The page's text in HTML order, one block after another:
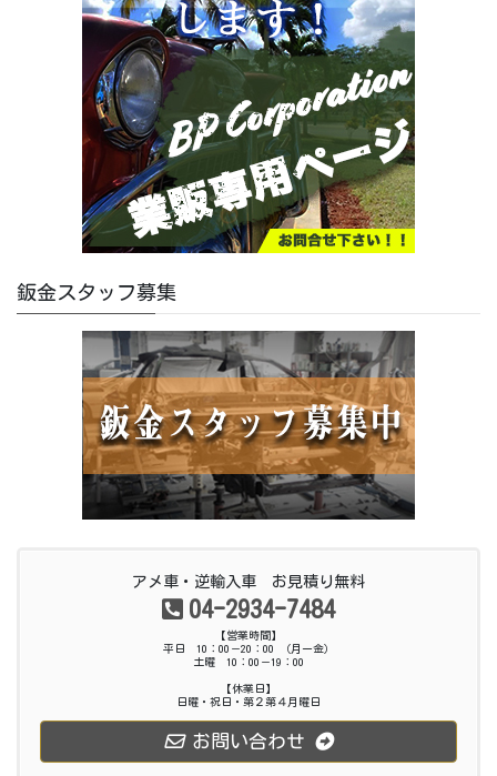
鈑金スタッフ募集
アメ車・逆輸入車 お見積り無料
04-2934-7484
【営業時間】
平日 10：00－20：00 （月ー金）
土曜 10：00－19：00
【休業日】
日曜・祝日・第２第４月曜日
お問い合わせ